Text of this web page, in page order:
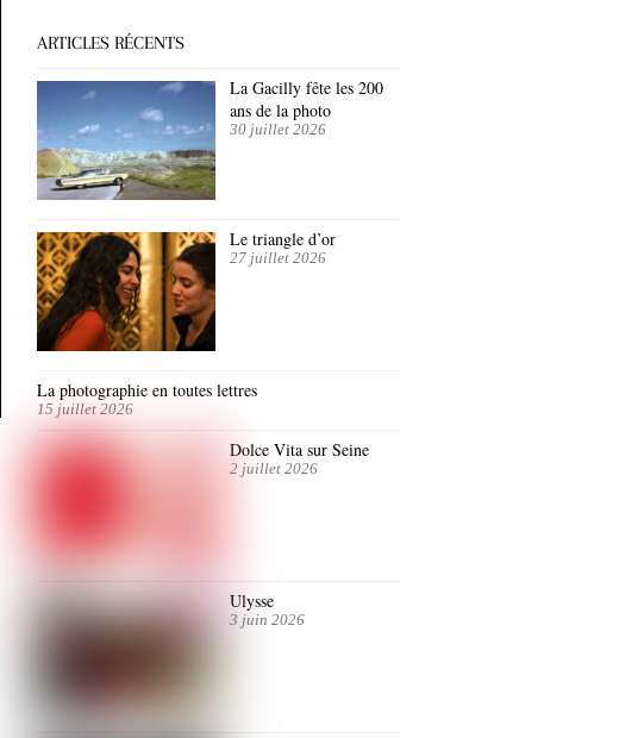
ARTICLES RÉCENTS
La Gacilly fête les 200
ans de la photo
30 juillet 2026
Le triangle d’or
27 juillet 2026
La photographie en toutes lettres
15 juillet 2026
Dolce Vita sur Seine
2 juillet 2026
Ulysse
3 juin 2026